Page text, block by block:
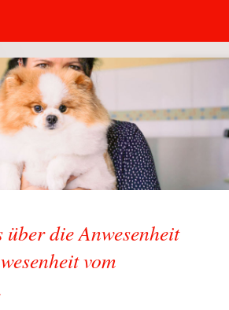
über die Anwesenheit
vom